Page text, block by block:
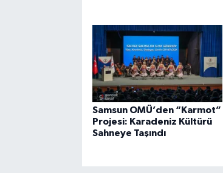
Samsun OMÜ’den “Karmot”
Projesi: Karadeniz Kültürü
Sahneye Taşındı